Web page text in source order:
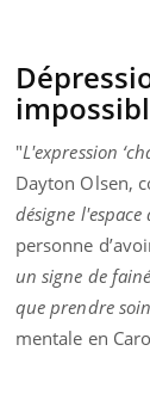
"L'expression
Dayton Olsen,
désigne
personne
un signe de
que prendre
mentale en